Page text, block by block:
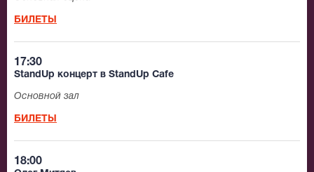
БИЛЕТЫ
17:30
StandUp концерт в StandUp Cafe
Основной зал
БИЛЕТЫ
18:00